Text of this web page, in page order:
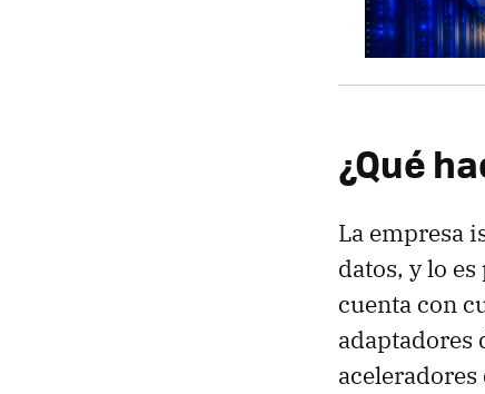
¿Qué
La empresa
datos, y lo
cuenta con
adaptadores